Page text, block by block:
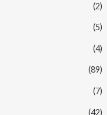
(2)
(5)
(4)
(89)
(7)
(42)